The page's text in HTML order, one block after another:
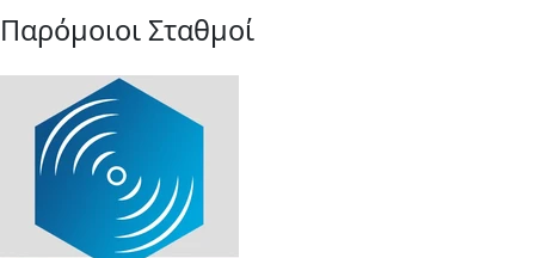
Παρόμοιοι Σταθμοί